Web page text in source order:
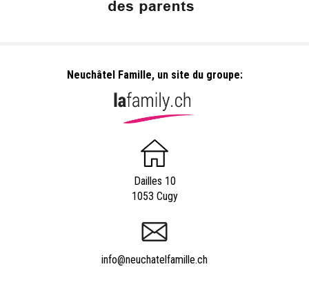
Neuchâtel Famille, un site du groupe:
Dailles 10
1053 Cugy
info@neuchatelfamille.ch